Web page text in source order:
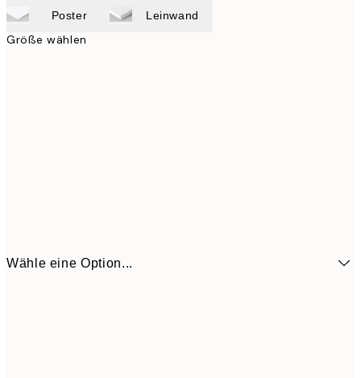
Poster Leinwand
Größe wählen
Wähle eine Option...